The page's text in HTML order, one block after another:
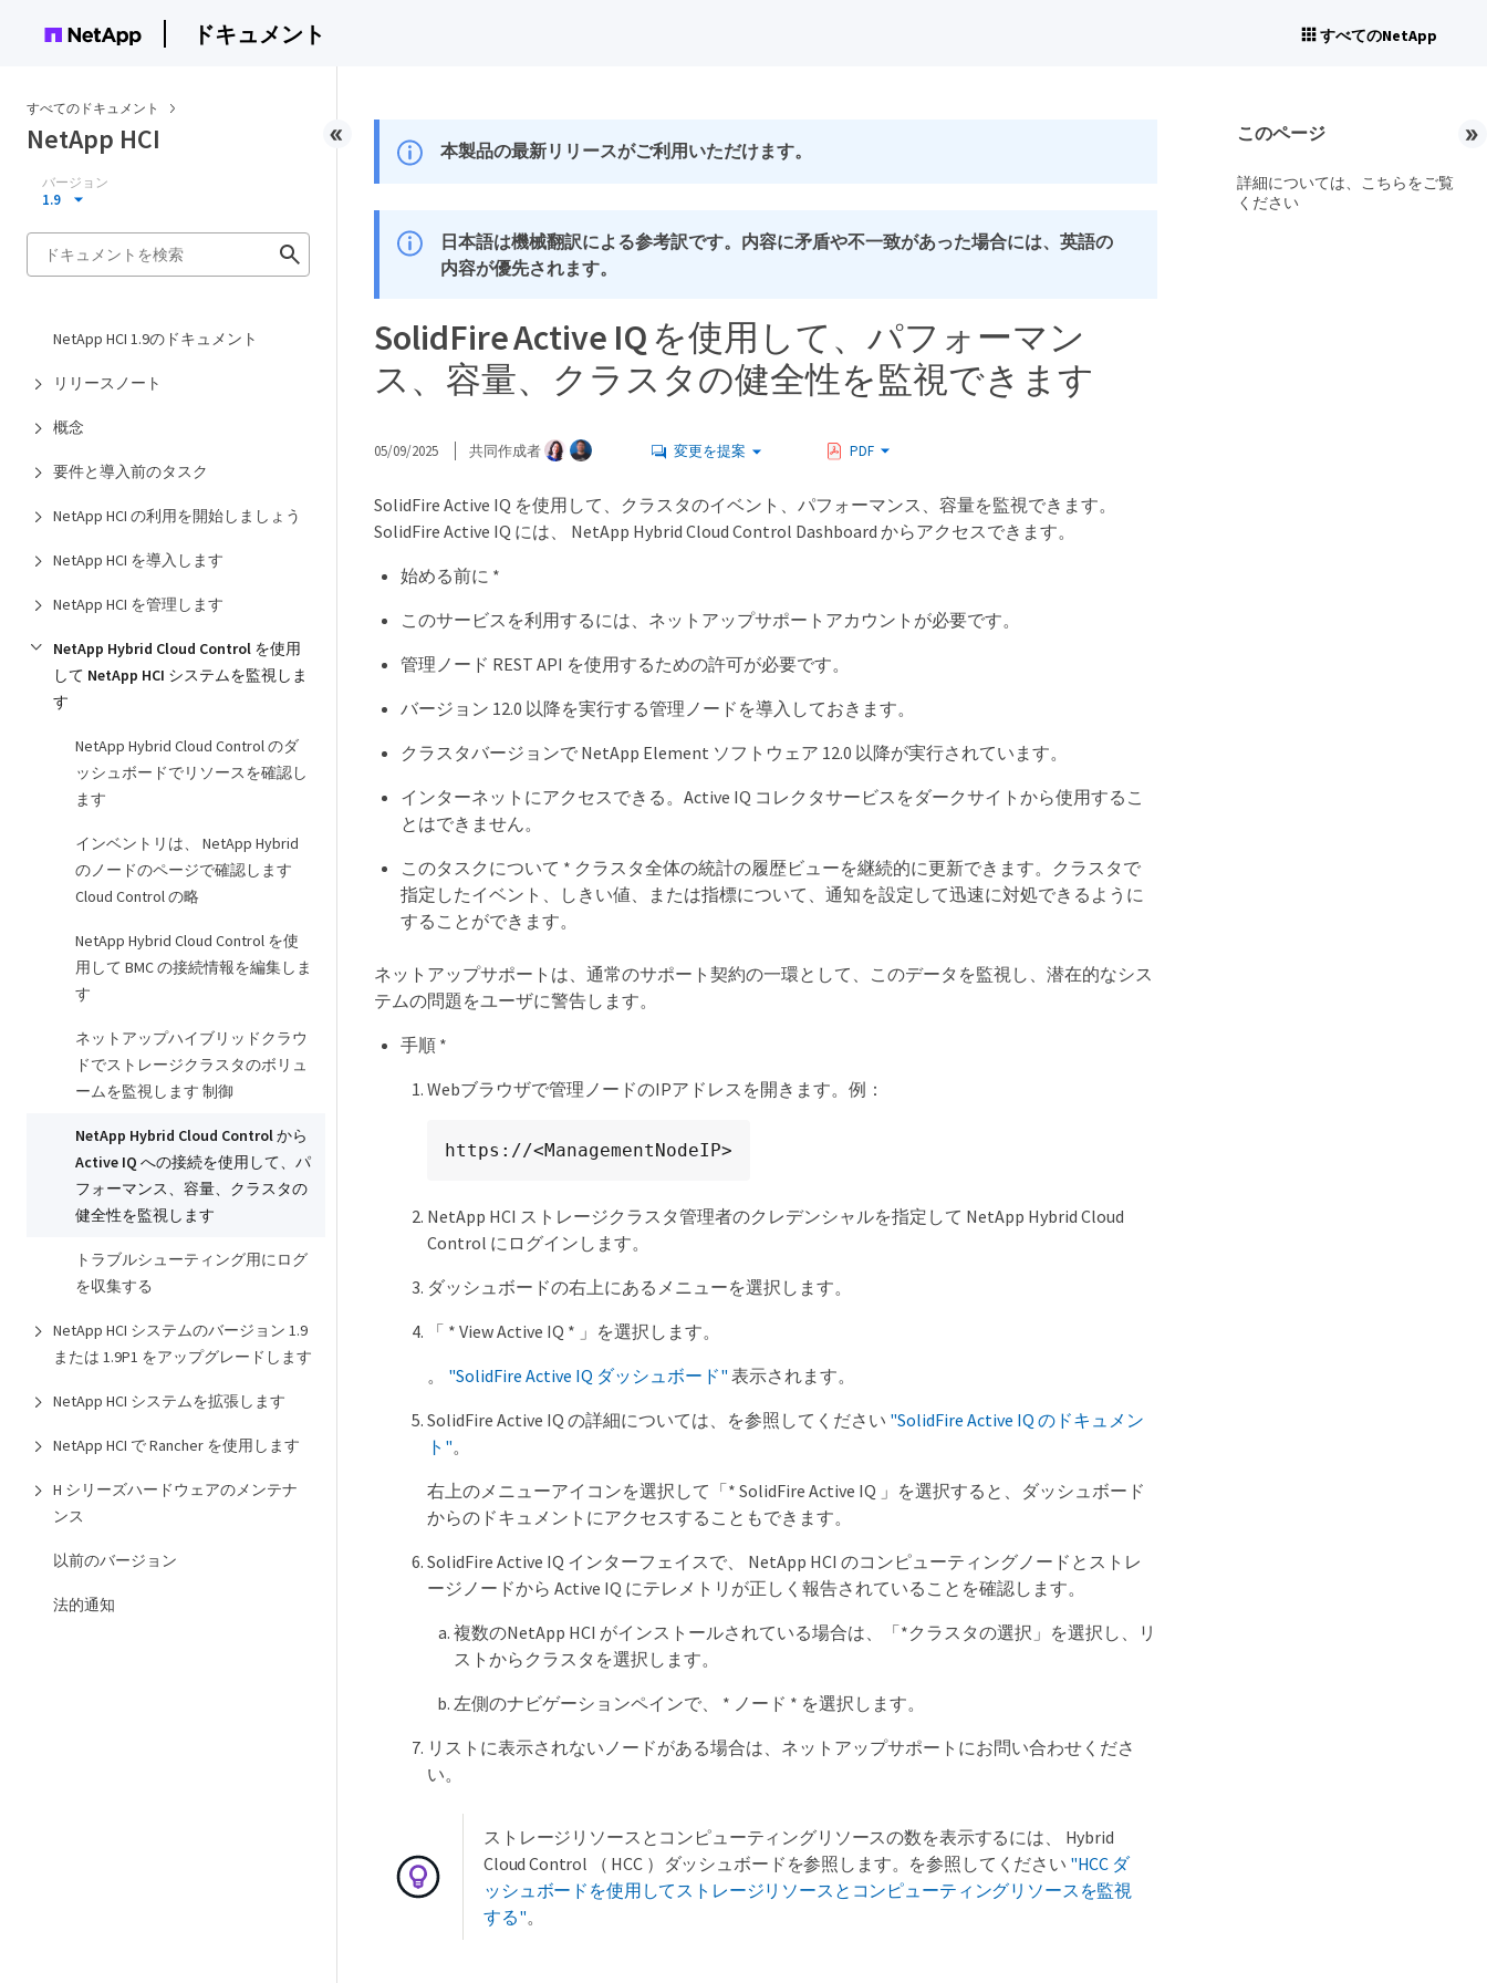
ドキュメント すべてのNetApp
すべてのドキュメント
NetApp HCI
バージョン
1.9
NetApp HCI 1.9のドキュメント
リリースノート
概念
要件と導入前のタスク
NetApp HCI の利用を開始しましょう
NetApp HCI を導入します
NetApp HCI を管理します
NetApp Hybrid Cloud Control を使用
して NetApp HCI システムを監視しま
す
NetApp Hybrid Cloud Control のダ
ッシュボードでリソースを確認し
ます
インベントリは、 NetApp Hybrid
のノードのページで確認します
Cloud Control の略
NetApp Hybrid Cloud Control を使
用して BMC の接続情報を編集しま
す
ネットアップハイブリッドクラウ
ドでストレージクラスタのボリュ
ームを監視します 制御
NetApp Hybrid Cloud Control から
Active IQ への接続を使用して、パ
フォーマンス、容量、クラスタの
健全性を監視します
トラブルシューティング用にログ
を収集する
NetApp HCI システムのバージョン 1.9
または 1.9P1 をアップグレードします
NetApp HCI システムを拡張します
NetApp HCI で Rancher を使用します
H シリーズハードウェアのメンテナ
ンス
以前のバージョン
法的通知
本製品の最新リリースがご利用いただけます。
日本語は機械翻訳による参考訳です。内容に矛盾や不一致があった場合には、英語の
内容が優先されます。
SolidFire Active IQ を使用して、パフォーマン
ス、容量、クラスタの健全性を監視できます
05/09/2025 共同作成者 変更を提案 PDF
SolidFire Active IQ を使用して、クラスタのイベント、パフォーマンス、容量を監視できます。
SolidFire Active IQ には、 NetApp Hybrid Cloud Control Dashboard からアクセスできます。
始める前に *
このサービスを利用するには、ネットアップサポートアカウントが必要です。
管理ノード REST API を使用するための許可が必要です。
バージョン 12.0 以降を実行する管理ノードを導入しておきます。
クラスタバージョンで NetApp Element ソフトウェア 12.0 以降が実行されています。
インターネットにアクセスできる。Active IQ コレクタサービスをダークサイトから使用するこ
とはできません。
このタスクについて * クラスタ全体の統計の履歴ビューを継続的に更新できます。クラスタで
指定したイベント、しきい値、または指標について、通知を設定して迅速に対処できるように
することができます。
ネットアップサポートは、通常のサポート契約の一環として、このデータを監視し、潜在的なシス
テムの問題をユーザに警告します。
手順 *
Webブラウザで管理ノードのIPアドレスを開きます。例：
https://<ManagementNodeIP>
NetApp HCI ストレージクラスタ管理者のクレデンシャルを指定して NetApp Hybrid Cloud
Control にログインします。
ダッシュボードの右上にあるメニューを選択します。
「 * View Active IQ * 」を選択します。
。 "SolidFire Active IQ ダッシュボード" 表示されます。
SolidFire Active IQ の詳細については、を参照してください "SolidFire Active IQ のドキュメン
ト"。
右上のメニューアイコンを選択して「* SolidFire Active IQ 」を選択すると、ダッシュボード
からのドキュメントにアクセスすることもできます。
SolidFire Active IQ インターフェイスで、 NetApp HCI のコンピューティングノードとストレ
ージノードから Active IQ にテレメトリが正しく報告されていることを確認します。
複数のNetApp HCI がインストールされている場合は、「*クラスタの選択」を選択し、リ
ストからクラスタを選択します。
左側のナビゲーションペインで、 * ノード * を選択します。
リストに表示されないノードがある場合は、ネットアップサポートにお問い合わせくださ
い。
ストレージリソースとコンピューティングリソースの数を表示するには、 Hybrid
Cloud Control （ HCC ）ダッシュボードを参照します。を参照してください "HCC ダ
ッシュボードを使用してストレージリソースとコンピューティングリソースを監視
する"。
このページ
詳細については、こちらをご覧
ください